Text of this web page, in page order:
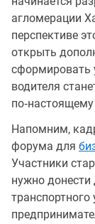
агломерации
перспективе
открыть
сформировать
водителя
Напомним,
форума для
Участники
нужно донести
транспортного